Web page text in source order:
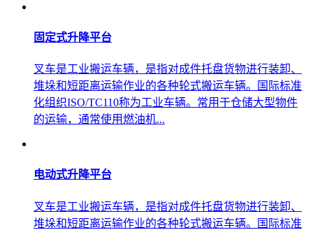
固定式升降平台
叉车是工业搬运车辆，是指对成件托盘货物进行装卸、
堆垛和短距离运输作业的各种轮式搬运车辆。国际标准
化组织ISO/TC110称为工业车辆。常用于仓储大型物件
的运输，通常使用燃油机...
电动式升降平台
叉车是工业搬运车辆，是指对成件托盘货物进行装卸、
堆垛和短距离运输作业的各种轮式搬运车辆。国际标准